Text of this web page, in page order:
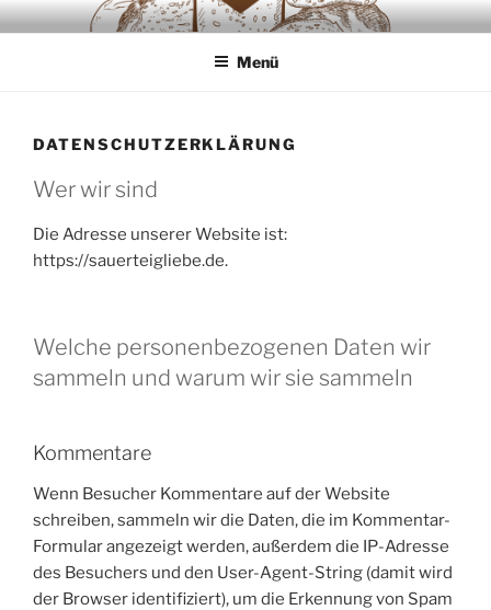
Zum
InhaltSAUERTEIGLIEBE
Backwaren ausschliesslich aus Sauerteig
Menü
DATENSCHUTZERKLÄRUNG
Wer wir sind
Die Adresse unserer Website ist:
https://sauerteigliebe.de.
Welche personenbezogenen Daten wir
sammeln und warum wir sie sammeln
Kommentare
Wenn Besucher Kommentare auf der Website
schreiben, sammeln wir die Daten, die im Kommentar-
Formular angezeigt werden, außerdem die IP-Adresse
des Besuchers und den User-Agent-String (damit wird
der Browser identifiziert), um die Erkennung von Spam